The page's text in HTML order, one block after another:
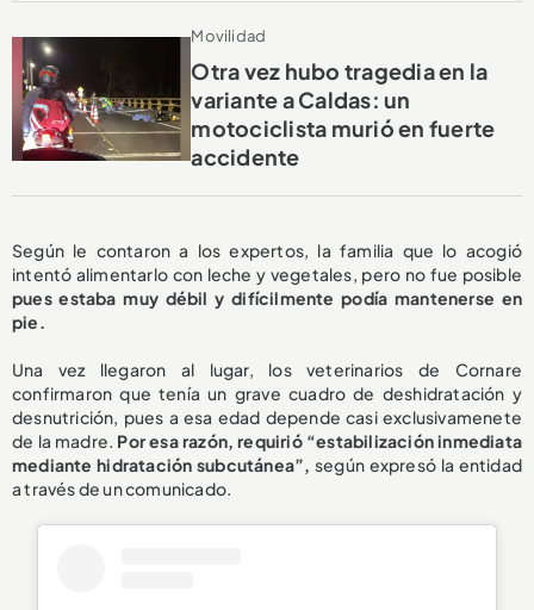
Movilidad
Otra vez hubo tragedia en la
variante a Caldas: un
motociclista murió en fuerte
accidente
Según le contaron a los expertos, la familia que lo acogió
intentó alimentarlo con leche y vegetales, pero no fue posible
pues estaba muy débil y difícilmente podía mantenerse en
pie.
Una vez llegaron al lugar, los veterinarios de Cornare
confirmaron que tenía un grave cuadro de deshidratación y
desnutrición, pues a esa edad depende casi exclusivamenete
de la madre. Por esa razón, requirió “estabilización inmediata
mediante hidratación subcutánea”, según expresó la entidad
a través de un comunicado.